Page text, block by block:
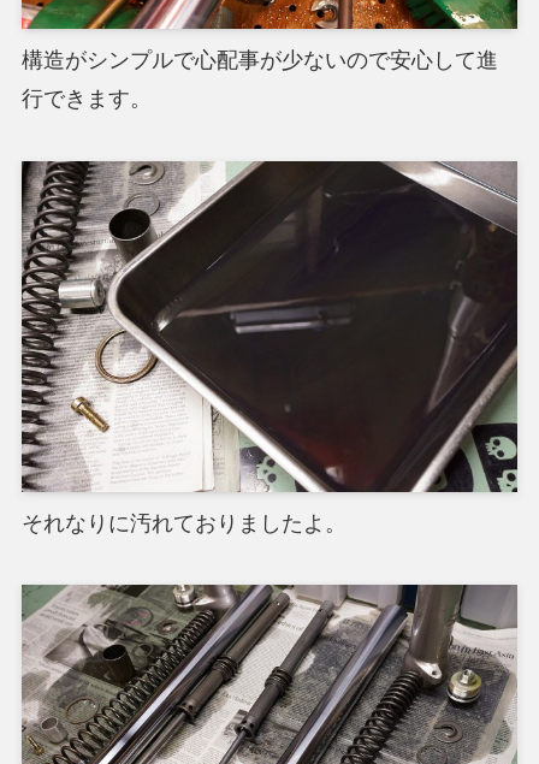
構造がシンプルで心配事が少ないので安心して進
行できます。
それなりに汚れておりましたよ。